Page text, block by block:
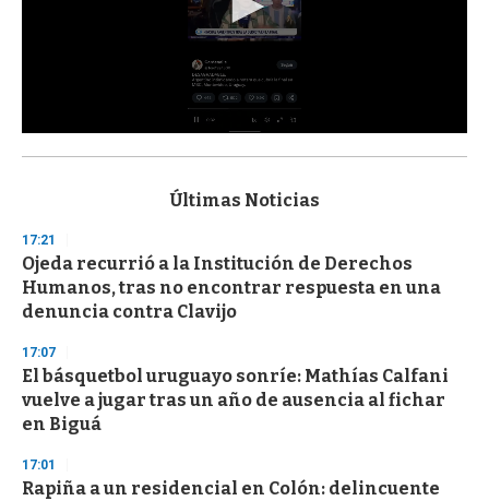
s
d
s
o
f
3
s
e
c
o
n
Últimas Noticias
17:21
Ojeda recurrió a la Institución de Derechos
Humanos, tras no encontrar respuesta en una
denuncia contra Clavijo
17:07
El básquetbol uruguayo sonríe: Mathías Calfani
vuelve a jugar tras un año de ausencia al fichar
en Biguá
17:01
Rapiña a un residencial en Colón: delincuente